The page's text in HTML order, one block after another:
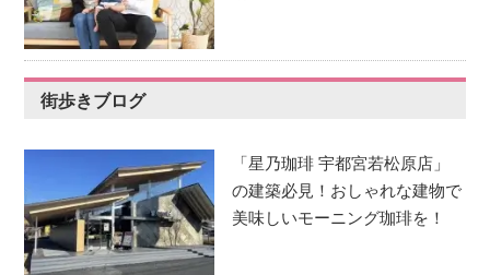
街歩きブログ
「星乃珈琲 宇都宮若松原店」
の建築必見！おしゃれな建物で
美味しいモーニング珈琲を！